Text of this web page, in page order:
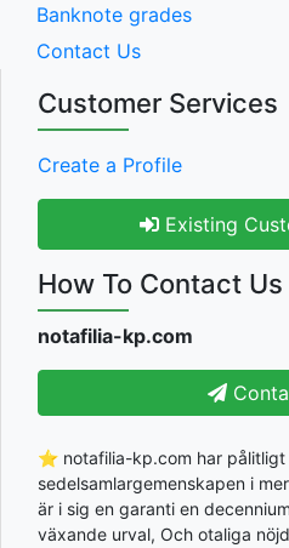
Banknote grades
Contact Us
Customer Services
Create a Profile
Existing
How To Contact Us
notafilia-kp.com
⭐ notafilia-kp.com har
sedelsamlargemenskapen i
är i sig en garanti en
växande urval, Och otaliga